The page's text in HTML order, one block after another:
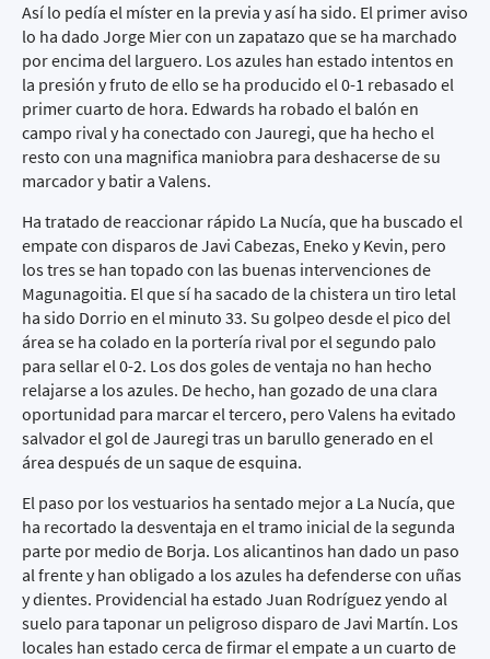
Así lo pedía el míster en la previa y así ha sido. El primer aviso
lo ha dado Jorge Mier con un zapatazo que se ha marchado
por encima del larguero. Los azules han estado intentos en
la presión y fruto de ello se ha producido el 0-1 rebasado el
primer cuarto de hora. Edwards ha robado el balón en
campo rival y ha conectado con Jauregi, que ha hecho el
resto con una magnifica maniobra para deshacerse de su
marcador y batir a Valens.
Ha tratado de reaccionar rápido La Nucía, que ha buscado el
empate con disparos de Javi Cabezas, Eneko y Kevin, pero
los tres se han topado con las buenas intervenciones de
Magunagoitia. El que sí ha sacado de la chistera un tiro letal
ha sido Dorrio en el minuto 33. Su golpeo desde el pico del
área se ha colado en la portería rival por el segundo palo
para sellar el 0-2. Los dos goles de ventaja no han hecho
relajarse a los azules. De hecho, han gozado de una clara
oportunidad para marcar el tercero, pero Valens ha evitado
salvador el gol de Jauregi tras un barullo generado en el
área después de un saque de esquina.
El paso por los vestuarios ha sentado mejor a La Nucía, que
ha recortado la desventaja en el tramo inicial de la segunda
parte por medio de Borja. Los alicantinos han dado un paso
al frente y han obligado a los azules ha defenderse con uñas
y dientes. Providencial ha estado Juan Rodríguez yendo al
suelo para taponar un peligroso disparo de Javi Martín. Los
locales han estado cerca de firmar el empate a un cuarto de